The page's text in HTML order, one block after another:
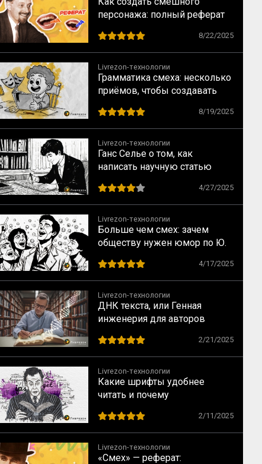
персонажа: полный реферат
«Проблемы комизма и
смеха»
8/22/2025
Livrezon-технологии
Грамматика смеха: несколько
приёмов, чтобы создавать
8/19/2025
Livrezon-технологии
Ганс Селье о том, как
написать научную статью
4/27/2025
Livrezon-технологии
Больше чем смех: зачем
обществу нужен юмор по Ю.
4/17/2025
Livrezon-технологии
ДНК текста, или Генная
инженерия для авторов
2/21/2025
Livrezon-технологии
Какие шрифты удобнее
читать и почему
2/11/2025
Livrezon-технологии
«Смех» — реферат: